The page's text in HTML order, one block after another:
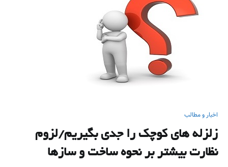
اخبار و مطالب
زلزله های کوچک را جدی بگیریم/لزوم
نظارت بیشتر بر نحوه ساخت و سازها